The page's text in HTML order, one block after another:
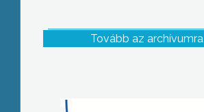
Tovább az archívumra